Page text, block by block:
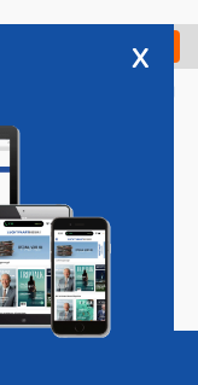
Check in
Vacatures
x